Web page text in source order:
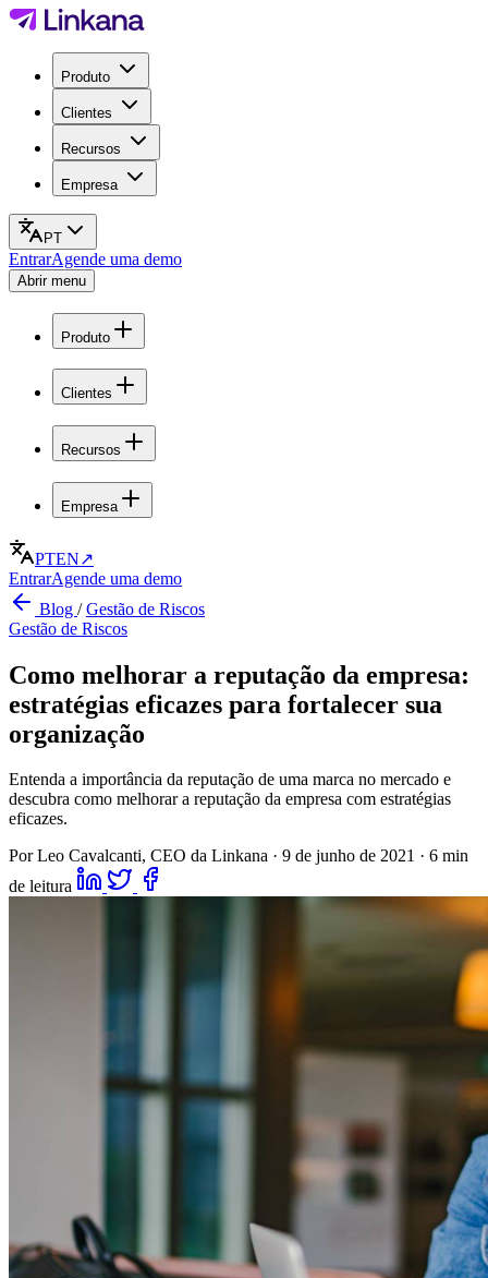
Produto
Clientes
Recursos
Empresa
PT
EntrarAgende uma demo
Abrir menu
Produto
Clientes
Recursos
Empresa
PTEN↗
EntrarAgende uma demo
Blog /Gestão de Riscos
Gestão de Riscos
Como melhorar a reputação da empresa:
estratégias eficazes para fortalecer sua
organização
Entenda a importância da reputação de uma marca no mercado e
descubra como melhorar a reputação da empresa com estratégias
eficazes.
Por Leo Cavalcanti, CEO da Linkana · 9 de junho de 2021 · 6 min
de leitura